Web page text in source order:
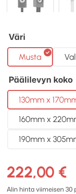
Väri
Musta
Päälilevyn koko
130mm x
160mm x
190mm x
222,00 €
Alin hinta viimeisen 30